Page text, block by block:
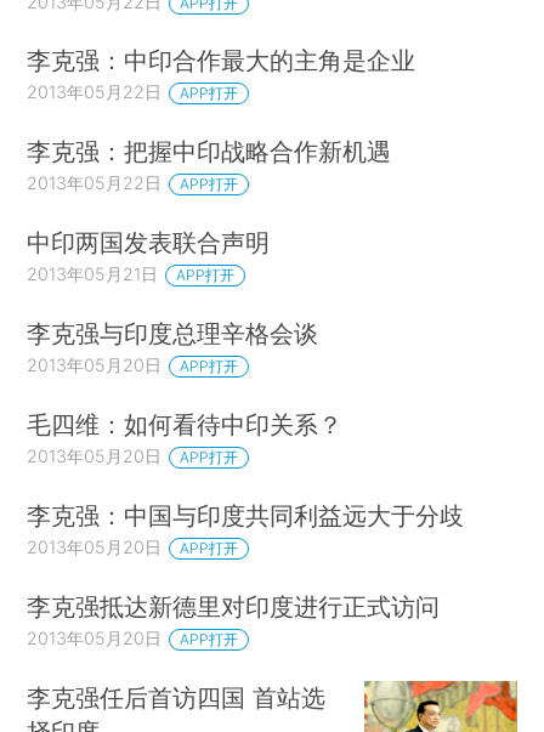
李克强：中印合作最大的主角是企业
2013年05月22日 APP打开
李克强：把握中印战略合作新机遇
2013年05月22日 APP打开
中印两国发表联合声明
2013年05月21日 APP打开
李克强与印度总理辛格会谈
2013年05月20日 APP打开
毛四维：如何看待中印关系？
2013年05月20日 APP打开
李克强：中国与印度共同利益远大于分歧
2013年05月20日 APP打开
李克强抵达新德里对印度进行正式访问
2013年05月20日 APP打开
李克强任后首访四国 首站选